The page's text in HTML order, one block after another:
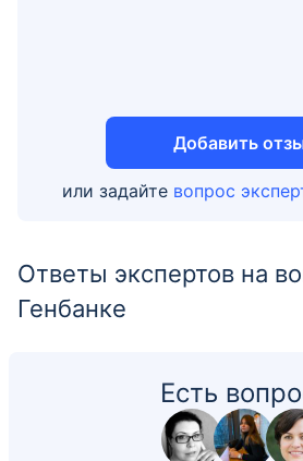
Добавить
или задайте вопрос
Ответы экспертов на
Генбанке
Есть